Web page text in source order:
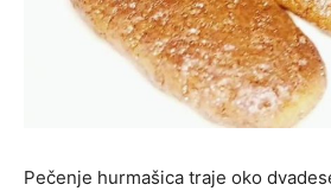
Pečenje hurmašica traje oko